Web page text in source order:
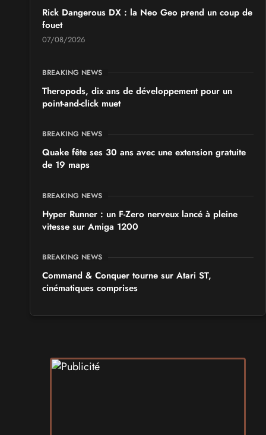
Rick Dangerous DX : la Neo Geo prend un coup de
fouet
07/08/2026
BREAKING NEWS
Theropods, dix ans de développement pour un
point-and-click muet
BREAKING NEWS
Quake fête ses 30 ans avec une extension gratuite
de 19 maps
BREAKING NEWS
Hyper Runner : un F-Zero nerveux lancé à pleine
vitesse sur Amiga 1200
BREAKING NEWS
Command & Conquer tourne sur Atari ST,
cinématiques comprises